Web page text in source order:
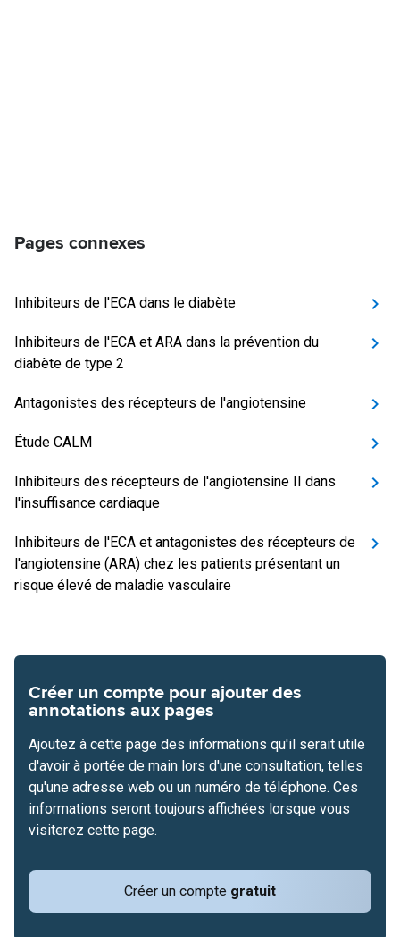
Pages connexes
Inhibiteurs de l'ECA dans le diabète
Inhibiteurs de l'ECA et ARA dans la prévention du
diabète de type 2
Antagonistes des récepteurs de l'angiotensine
Étude CALM
Inhibiteurs des récepteurs de l'angiotensine II dans
l'insuffisance cardiaque
Inhibiteurs de l'ECA et antagonistes des récepteurs de
l'angiotensine (ARA) chez les patients présentant un
risque élevé de maladie vasculaire
Créer un compte pour ajouter des
annotations aux pages
Créer un compte gratuit
Ajoutez à cette page des informations qu'il serait utile
d'avoir à portée de main lors d'une consultation, telles
qu'une adresse web ou un numéro de téléphone. Ces
informations seront toujours affichées lorsque vous
visiterez cette page.